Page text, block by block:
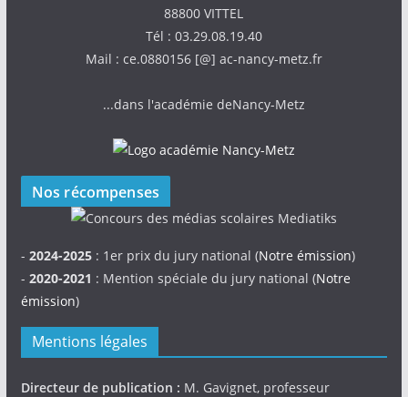
88800 VITTEL
Tél : 03.29.08.19.40
Mail : ce.0880156 [@] ac-nancy-metz.fr
...dans l'académie deNancy-Metz
Nos récompenses
- 2024-2025: 1er prix du jury national (Notre émission)
- 2020-2021 : Mention spéciale du jury national (Notre
émission)
Mentions légales
Directeur de publication : M. Gavignet, professeur